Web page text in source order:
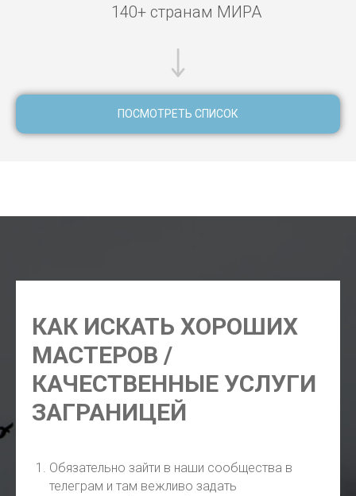
140+ странам МИРА
ПОСМОТРЕТЬ СПИСОК
КАК ИСКАТЬ ХОРОШИХ
МАСТЕРОВ /
КАЧЕСТВЕННЫЕ УСЛУГИ
ЗАГРАНИЦЕЙ
Обязательно зайти в наши сообщества в
телеграм и там вежливо задать